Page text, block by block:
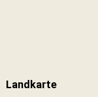
Landkarte